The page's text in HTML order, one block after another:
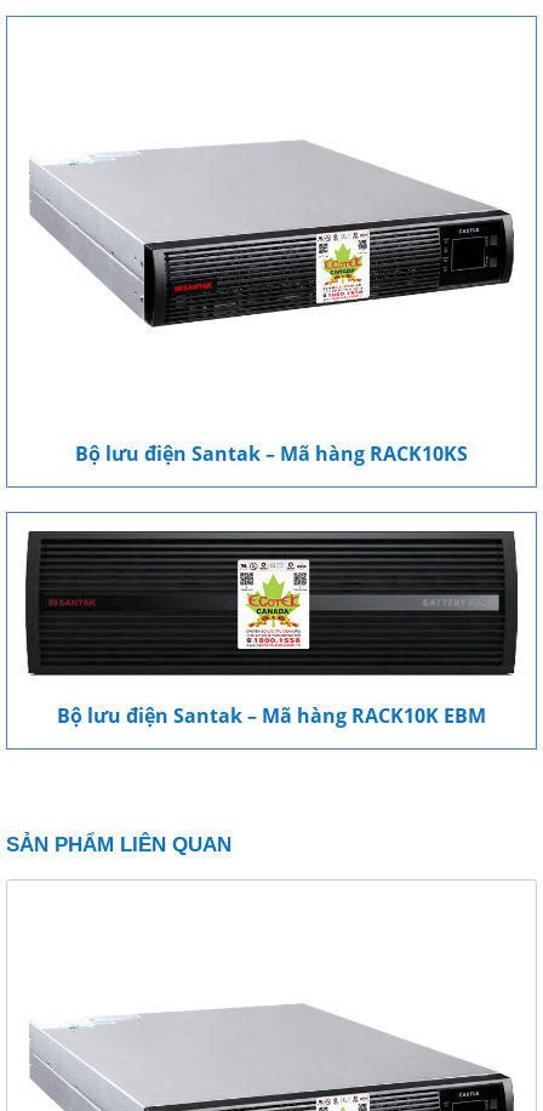
Bộ lưu điện Santak – Mã hàng RACK10KS
Bộ lưu điện Santak – Mã hàng RACK10K EBM
SẢN PHẨM LIÊN QUAN